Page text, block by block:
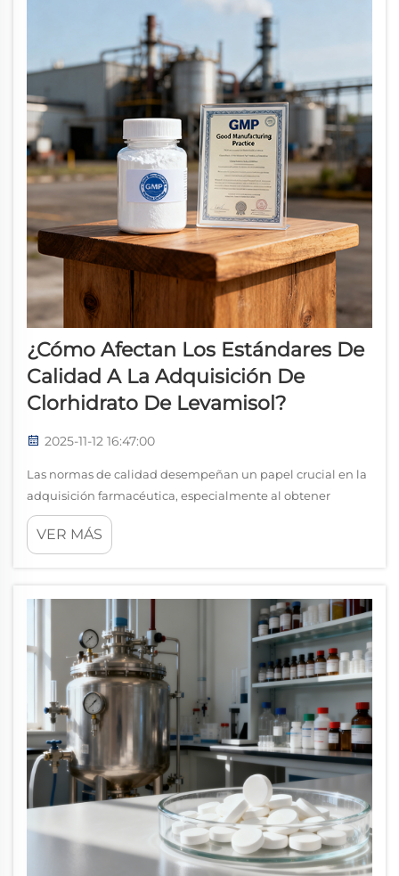
¿Cómo Afectan Los Estándares De
Calidad A La Adquisición De
Clorhidrato De Levamisol?
2025-11-12 16:47:00
Las normas de calidad desempeñan un papel crucial en la
adquisición farmacéutica, especialmente al obtener
compuestos críticos como el clorhidrato de levamisol. Este
ingrediente farmacéutico veterinario exige un estricto
VER MÁS